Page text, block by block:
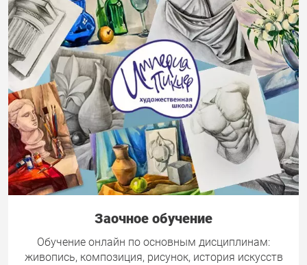
Заочное обучение
Обучение онлайн по основным дисциплинам:
живопись, композиция, рисунок, история искусств